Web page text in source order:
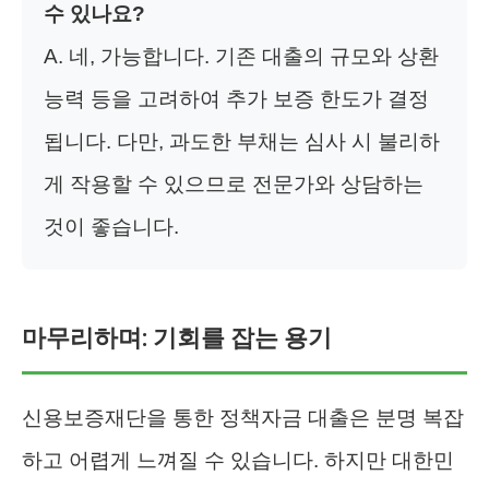
수 있나요?
A. 네, 가능합니다. 기존 대출의 규모와 상환
능력 등을 고려하여 추가 보증 한도가 결정
됩니다. 다만, 과도한 부채는 심사 시 불리하
게 작용할 수 있으므로 전문가와 상담하는
것이 좋습니다.
마무리하며: 기회를 잡는 용기
신용보증재단을 통한 정책자금 대출은 분명 복잡
하고 어렵게 느껴질 수 있습니다. 하지만 대한민